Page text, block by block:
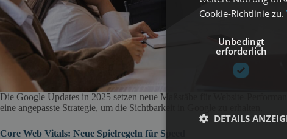
Die Google Updates in 2025 setzen neue Maßstäbe für Website-
eine angepasste Strategie, um die Sichtbarkeit in Google zu erhalten.
Core Web Vitals: Neue Spielregeln für Speed
Cookie-Richtlinie zu.
Unbedingt
erforderlich
DETAILS